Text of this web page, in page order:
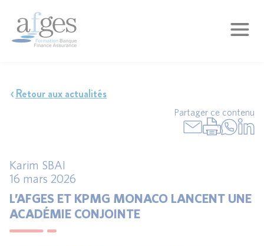
Retour aux actualités
Partager ce contenu
Karim SBAI
16 mars 2026
L’AFGES ET KPMG MONACO LANCENT UNE
ACADÉMIE CONJOINTE